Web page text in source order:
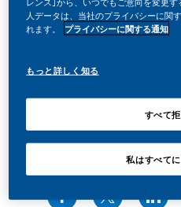
人データは、当社のプライバシーに関
れます。
プライバシーに関する通知
もっと詳しく知る
すべて
私はすべて